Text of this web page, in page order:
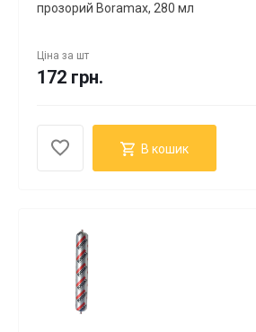
прозорий Boramax, 280 мл
Ціна за шт
172 грн.
В кошик